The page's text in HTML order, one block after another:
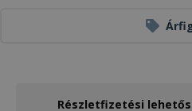
Részletfizetési